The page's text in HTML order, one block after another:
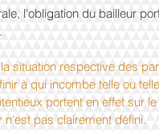
l'obligation du bailleur
situation respective des
à qui incombe telle ou
portent en effet sur
n'est pas clairement défini.